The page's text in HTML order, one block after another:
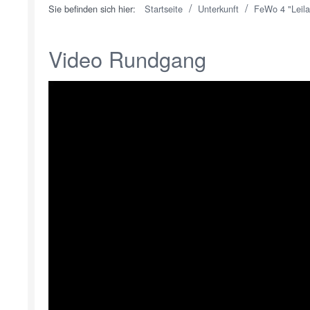
Sie befinden sich hier: Startseite / Unterkunft / FeWo 4
Video Rundgang